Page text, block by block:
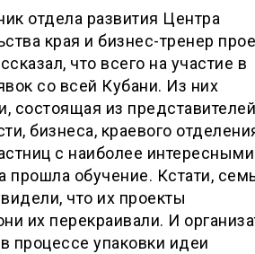
отдела развития Центра
края и бизнес-тренер
что всего на участие в
со всей Кубани. Из них
состоящая из представителей
бизнеса, краевого
с наиболее интересными
прошла обучение. Кстати,
что их проекты
их перекраивали. И
процессе упаковки идеи